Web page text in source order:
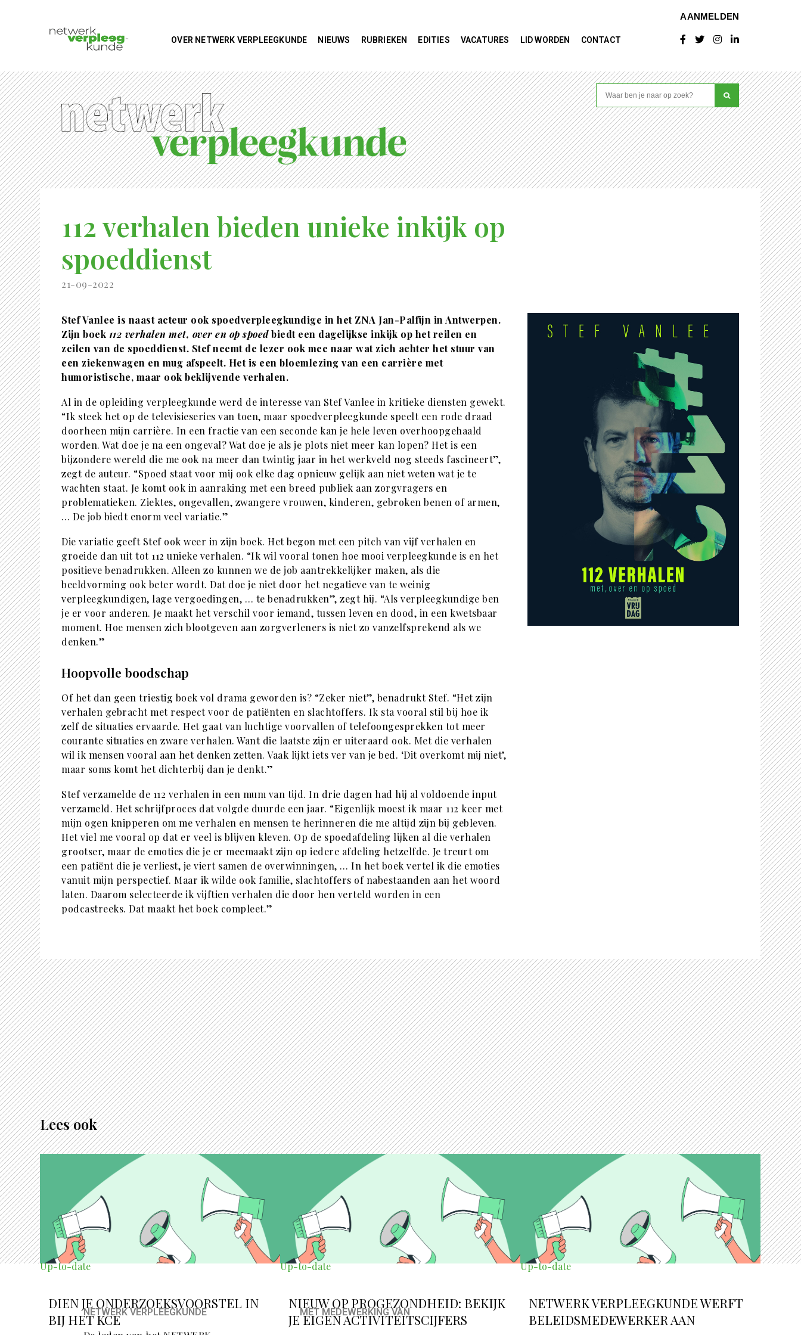
OVER NETWERK VERPLEEGKUNDE NIEUWS RUBRIEKEN EDITIES VACATURES LID WORDEN CONTACT
AANMELDEN
112 verhalen bieden unieke inkijk op
spoeddienst
21-09-2022
Stef Vanlee is naast acteur ook spoedverpleegkundige in het ZNA Jan-Palfijn in Antwerpen.
Zijn boek 112 verhalen met, over en op spoedbiedt een dagelijkse inkijk op het reilen en
zeilen van de spoeddienst. Stef neemt de lezer ook mee naar wat zich achter het stuur van
een ziekenwagen en mug afspeelt. Het is een bloemlezing van een carrière met
humoristische, maar ook beklijvende verhalen.
Al in de opleiding verpleegkunde werd de interesse van Stef Vanlee in kritieke diensten gewekt.
“Ik steek het op de televisieseries van toen, maar spoedverpleegkunde speelt een rode draad
doorheen mijn carrière. In een fractie van een seconde kan je hele leven overhoopgehaald
worden. Wat doe je na een ongeval? Wat doe je als je plots niet meer kan lopen? Het is een
bijzondere wereld die me ook na meer dan twintig jaar in het werkveld nog steeds fascineert”,
zegt de auteur. “Spoed staat voor mij ook elke dag opnieuw gelijk aan niet weten wat je te
wachten staat. Je komt ook in aanraking met een breed publiek aan zorgvragers en
problematieken. Ziektes, ongevallen, zwangere vrouwen, kinderen, gebroken benen of armen,
… De job biedt enorm veel variatie.”
Die variatie geeft Stef ook weer in zijn boek. Het begon met een pitch van vijf verhalen en
groeide dan uit tot 112 unieke verhalen. “Ik wil vooral tonen hoe mooi verpleegkunde is en het
positieve benadrukken. Alleen zo kunnen we de job aantrekkelijker maken, als die
beeldvorming ook beter wordt. Dat doe je niet door het negatieve van te weinig
verpleegkundigen, lage vergoedingen, … te benadrukken”, zegt hij. “Als verpleegkundige ben
je er voor anderen. Je maakt het verschil voor iemand, tussen leven en dood, in een kwetsbaar
moment. Hoe mensen zich blootgeven aan zorgverleners is niet zo vanzelfsprekend als we
denken.”
Hoopvolle boodschap
Of het dan geen triestig boek vol drama geworden is? “Zeker niet”, benadrukt Stef. “Het zijn
verhalen gebracht met respect voor de patiënten en slachtoffers. Ik sta vooral stil bij hoe ik
zelf de situaties ervaarde. Het gaat van luchtige voorvallen of telefoongesprekken tot meer
courante situaties en zware verhalen. Want die laatste zijn er uiteraard ook. Met die verhalen
wil ik mensen vooral aan het denken zetten. Vaak lijkt iets ver van je bed. ‘Dit overkomt mij niet’,
maar soms komt het dichterbij dan je denkt.”
Stef verzamelde de 112 verhalen in een mum van tijd. In drie dagen had hij al voldoende input
verzameld. Het schrijfproces dat volgde duurde een jaar. “Eigenlijk moest ik maar 112 keer met
mijn ogen knipperen om me verhalen en mensen te herinneren die me altijd zijn bij gebleven.
Het viel me vooral op dat er veel is blijven kleven. Op de spoedafdeling lijken al die verhalen
grootser, maar de emoties die je er meemaakt zijn op iedere afdeling hetzelfde. Je treurt om
een patiënt die je verliest, je viert samen de overwinningen, … In het boek vertel ik die emoties
vanuit mijn perspectief. Maar ik wilde ook familie, slachtoffers of nabestaanden aan het woord
laten. Daarom selecteerde ik vijftien verhalen die door hen verteld worden in een
podcastreeks. Dat maakt het boek compleet.”
Lees ook
Up-to-date
DIEN JE ONDERZOEKSVOORSTEL IN
BIJ HET KCE
Up-to-date
NIEUW OP PROGEZONDHEID: BEKIJK
JE EIGEN ACTIVITEITSCIJFERS
Up-to-date
NETWERK VERPLEEGKUNDE WERFT
BELEIDSMEDEWERKER AAN
NETWERK VERPLEEGKUNDE MET MEDEWERKING VAN